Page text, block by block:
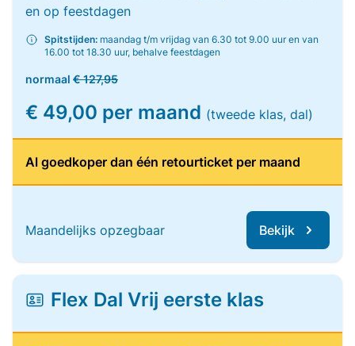
en op feestdagen
Spitstijden: maandag t/m vrijdag van 6.30 tot 9.00 uur en van
16.00 tot 18.30 uur, behalve feestdagen
normaal € 127,95
€ 49,00 per maand (tweede klas, dal)
Al goedkoper dan één retourticket per maand
Maandelijks opzegbaar Bekijk
Flex Dal Vrij eerste klas